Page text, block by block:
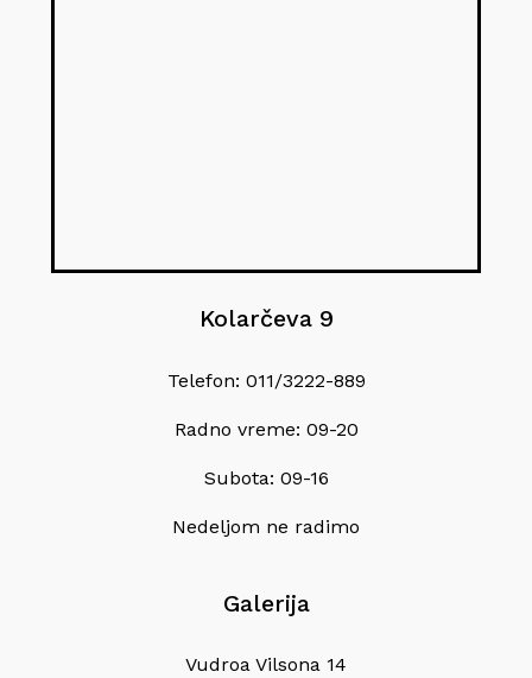
Kolarčeva 9
Telefon: 011/3222-889
Radno vreme: 09-20
Subota: 09-16
Nedeljom ne radimo
Galerija
Vudroa Vilsona 14